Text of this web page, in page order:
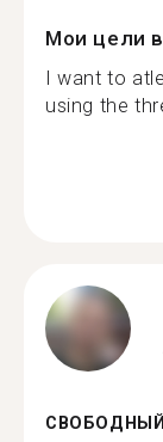
Мои цели
I want to
using the
СВОБОДНЫЙ